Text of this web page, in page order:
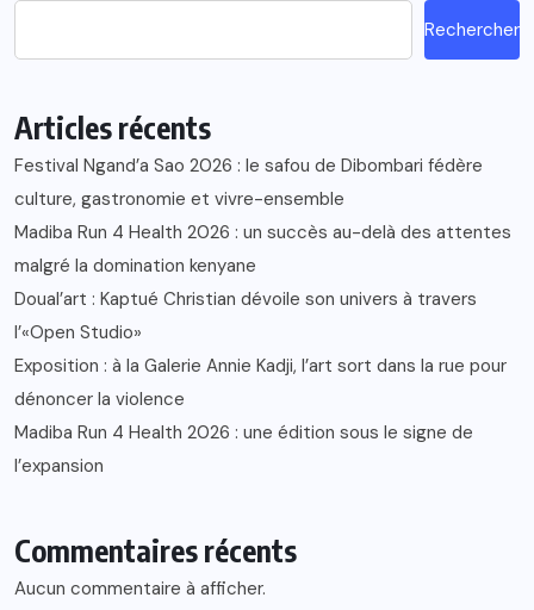
Rechercher
Articles récents
Festival Ngand’a Sao 2026 : le safou de Dibombari fédère
culture, gastronomie et vivre-ensemble
Madiba Run 4 Health 2026 : un succès au-delà des attentes
malgré la domination kenyane
Doual’art : Kaptué Christian dévoile son univers à travers
l’«Open Studio»
Exposition : à la Galerie Annie Kadji, l’art sort dans la rue pour
dénoncer la violence
Madiba Run 4 Health 2026 : une édition sous le signe de
l’expansion
Commentaires récents
Aucun commentaire à afficher.